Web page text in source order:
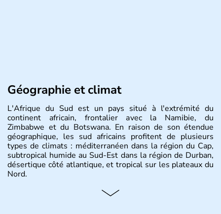
Géographie et climat
L'Afrique du Sud est un pays situé à l'extrémité du
continent africain, frontalier avec la Namibie, du
Zimbabwe et du Botswana. En raison de son étendue
géographique, les sud africains profitent de plusieurs
types de climats : méditerranéen dans la région du Cap,
subtropical humide au Sud-Est dans la région de Durban,
désertique côté atlantique, et tropical sur les plateaux du
Nord.
Histoire et administration